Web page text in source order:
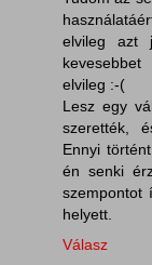
elvileg azt
elvileg :-(
Lesz egy
szerették,
Ennyi
én senki
szempontot
helyett.
Válasz